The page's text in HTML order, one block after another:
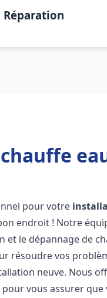
Réparation
pour votre
endroit ! Notre
et le dépannage de
résoudre vos
neuve. Nous
vous assurer